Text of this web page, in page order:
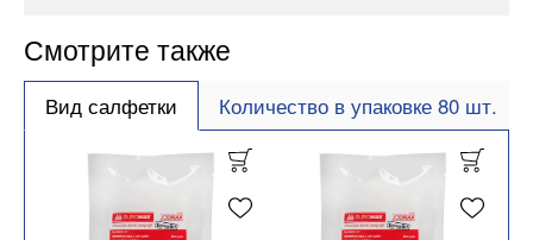
Смотрите также
Вид салфетки Количество в упаковке 80 шт.